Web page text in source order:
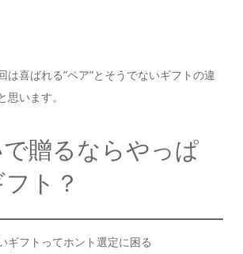
は喜ばれる”ペア”とそうでないギフトの違
思います。
贈るならやっぱ
ト？
ギフトってホント選定に困る